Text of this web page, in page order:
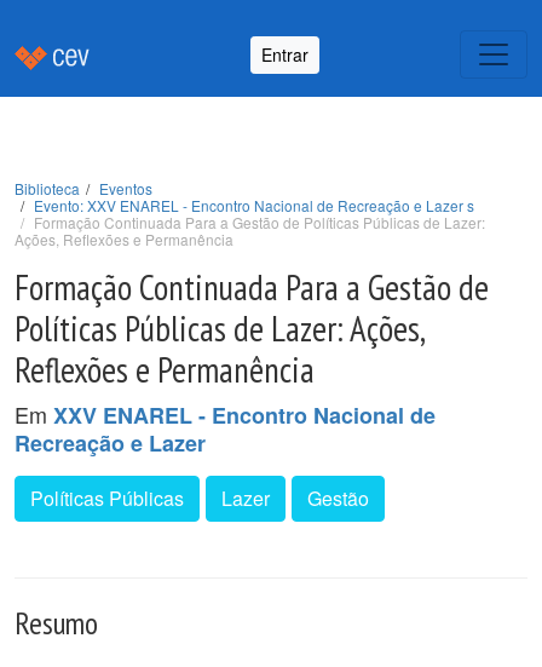
Entrar
Biblioteca
Eventos
Evento: XXV ENAREL - Encontro Nacional de Recreação e Lazer s
Formação Continuada Para a Gestão de Políticas Públicas de Lazer:
Ações, Reflexões e Permanência
Formação Continuada Para a Gestão de
Políticas Públicas de Lazer: Ações,
Reflexões e Permanência
Em XXV ENAREL - Encontro Nacional de
Recreação e Lazer
Políticas Públicas Lazer Gestão
Resumo